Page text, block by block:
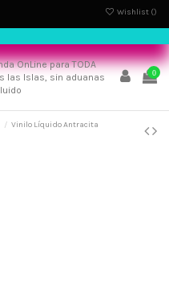
Wishlist ()
0
Vinilo Líquido Antracita